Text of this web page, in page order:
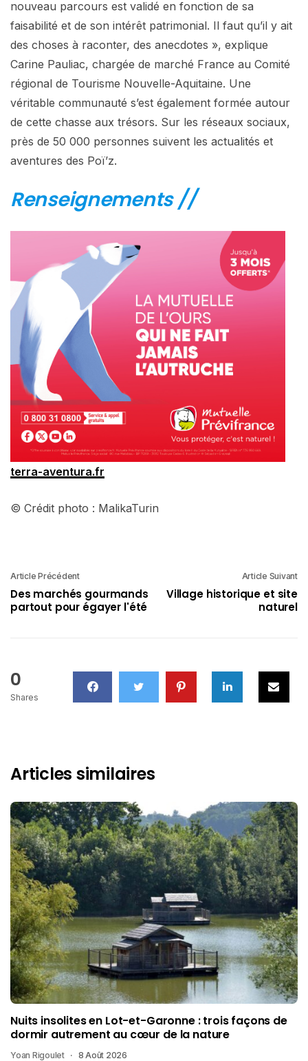
nouveau parcours est validé en fonction de sa
faisabilité et de son intérêt patrimonial. Il faut qu’il y ait
des choses à raconter, des anecdotes », explique
Carine Pauliac, chargée de marché France au Comité
régional de Tourisme Nouvelle-Aquitaine. Une
véritable communauté s’est également formée autour
de cette chasse aux trésors. Sur les réseaux sociaux,
près de 50 000 personnes suivent les actualités et
aventures des Poï’z.
Renseignements //
terra-aventura.fr
© Crédit photo : MalikaTurin
Article Précédent
Des marchés gourmands
partout pour égayer l'été
Article Suivant
Village historique et site
naturel
0
Shares
Articles similaires
Nuits insolites en Lot-et-Garonne : trois façons de
dormir autrement au cœur de la nature
Yoan Rigoulet 8 Août 2026